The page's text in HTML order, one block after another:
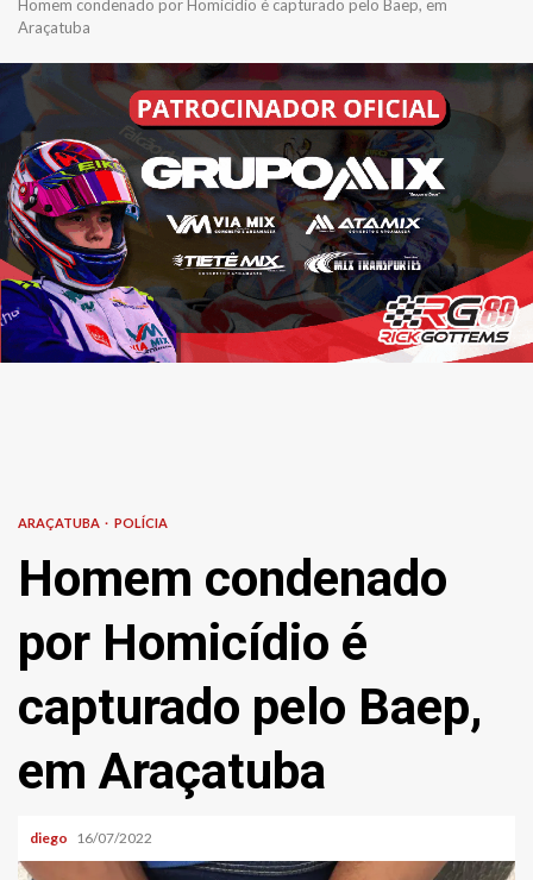
Homem condenado por Homicídio é capturado pelo Baep, em
Araçatuba
ARAÇATUBA POLÍCIA
Homem condenado
por Homicídio é
capturado pelo Baep,
em Araçatuba
diego 16/07/2022